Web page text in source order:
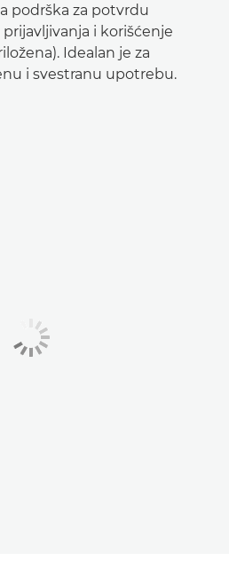
podrška za potvrdu
i korišćenje
Idealan je za
i svestranu upotrebu.